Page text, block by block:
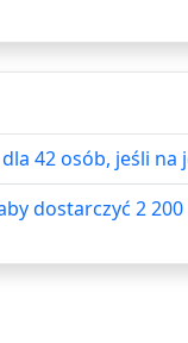
42 osób, jeśli
dostarczyć 2